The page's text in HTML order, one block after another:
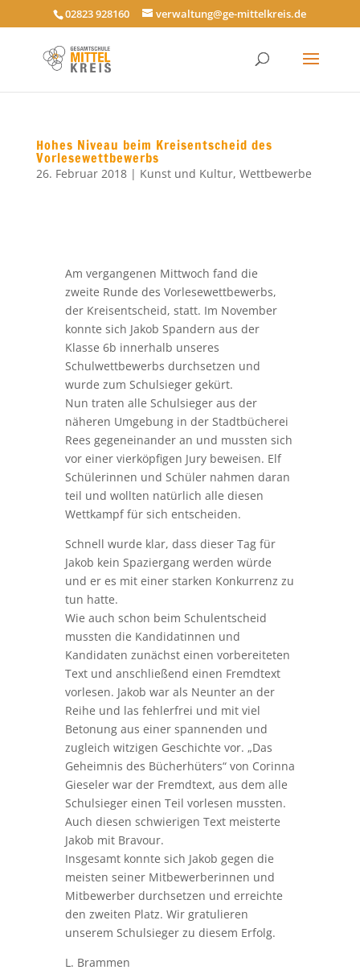
02823 928160 verwaltung@ge-mittelkreis.de
Hohes Niveau beim Kreisentscheid des
Vorlesewettbewerbs
26. Februar 2018| Kunst und Kultur, Wettbewerbe
Am vergangenen Mittwoch fand die
zweite Runde des Vorlesewettbewerbs,
der Kreisentscheid, statt. Im November
konnte sich Jakob Spandern aus der
Klasse 6b innerhalb unseres
Schulwettbewerbs durchsetzen und
wurde zum Schulsieger gekürt.
Nun traten alle Schulsieger aus der
näheren Umgebung in der Stadtbücherei
Rees gegeneinander an und mussten sich
vor einer vierköpfigen Jury beweisen. Elf
Schülerinnen und Schüler nahmen daran
teil und wollten natürlich alle diesen
Wettkampf für sich entscheiden.
Schnell wurde klar, dass dieser Tag für
Jakob kein Spaziergang werden würde
und er es mit einer starken Konkurrenz zu
tun hatte.
Wie auch schon beim Schulentscheid
mussten die Kandidatinnen und
Kandidaten zunächst einen vorbereiteten
Text und anschließend einen Fremdtext
vorlesen. Jakob war als Neunter an der
Reihe und las fehlerfrei und mit viel
Betonung aus einer spannenden und
zugleich witzigen Geschichte vor. „Das
Geheimnis des Bücherhüters“ von Corinna
Gieseler war der Fremdtext, aus dem alle
Schulsieger einen Teil vorlesen mussten.
Auch diesen schwierigen Text meisterte
Jakob mit Bravour.
Insgesamt konnte sich Jakob gegen die
meisten seiner Mitbewerberinnen und
Mitbewerber durchsetzen und erreichte
den zweiten Platz. Wir gratulieren
unserem Schulsieger zu diesem Erfolg.
L. Brammen